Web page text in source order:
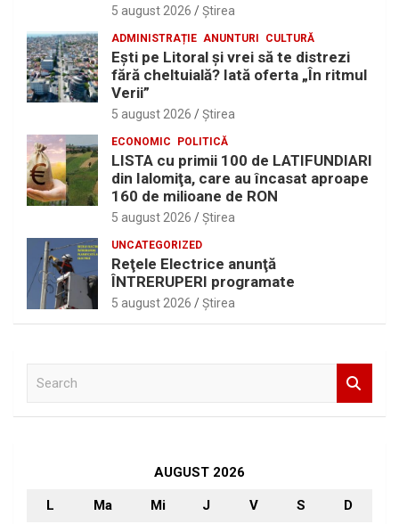
5 august 2026 Ştirea
ADMINISTRAȚIE ANUNTURI CULTURĂ
Eşti pe Litoral şi vrei să te distrezi
fără cheltuială? Iată oferta „În ritmul
Verii”
5 august 2026 Ştirea
ECONOMIC POLITICĂ
LISTA cu primii 100 de LATIFUNDIARI
din Ialomiţa, care au încasat aproape
160 de milioane de RON
5 august 2026 Ştirea
UNCATEGORIZED
Reţele Electrice anunţă
ÎNTRERUPERI programate
5 august 2026 Ştirea
AUGUST 2026
L Ma Mi J V S D